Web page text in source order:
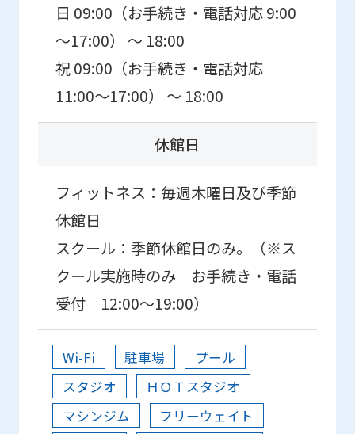
日 09:00（お手続き・電話対応 9:00
～17:00） ～ 18:00
祝 09:00（お手続き・電話対応
11:00～17:00） ～ 18:00
休館日
フィットネス：毎週木曜日及び季節
休館日
スクール：季節休館日のみ。（※ス
クール実施時のみ お手続き・電話
受付 12:00～19:00）
Wi-Fi 駐車場
プール
スタジオ
ＨＯＴスタジオ
マシンジム
フリーウェイト